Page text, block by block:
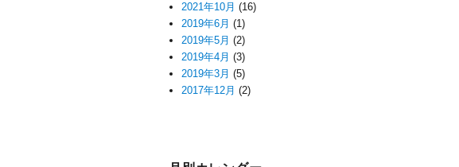
2021年10月 (16)
2019年6月 (1)
2019年5月 (2)
2019年4月 (3)
2019年3月 (5)
2017年12月 (2)